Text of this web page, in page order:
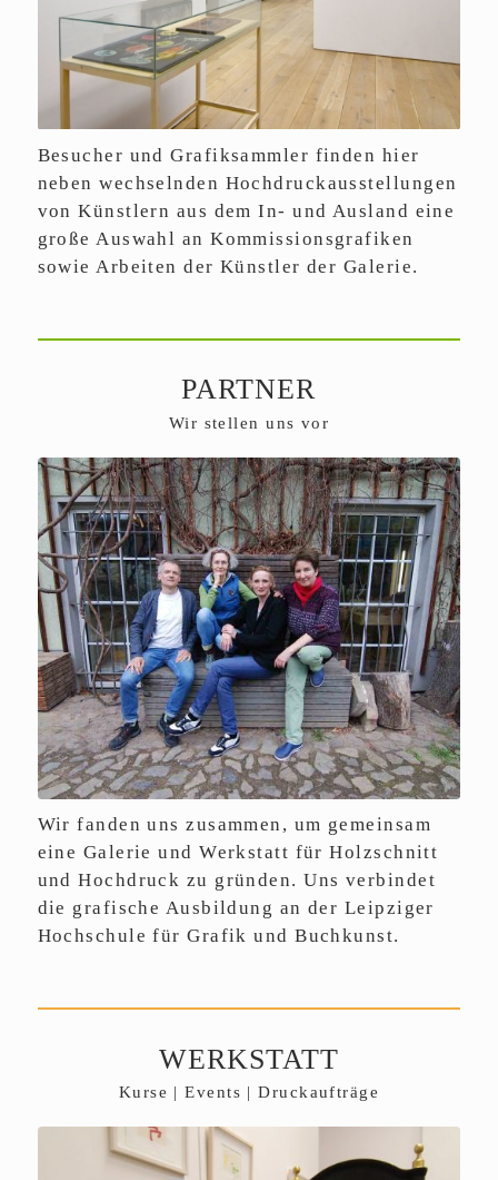
Besucher und Grafiksammler finden hier
neben wechselnden Hochdruckausstellungen
von Künstlern aus dem In- und Ausland eine
große Auswahl an Kommissionsgrafiken
sowie Arbeiten der Künstler der Galerie.
PARTNER
Wir stellen uns vor
Wir fanden uns zusammen, um gemeinsam
eine Galerie und Werkstatt für Holzschnitt
und Hochdruck zu gründen. Uns verbindet
die grafische Ausbildung an der Leipziger
Hochschule für Grafik und Buchkunst.
WERKSTATT
Kurse | Events | Druckaufträge